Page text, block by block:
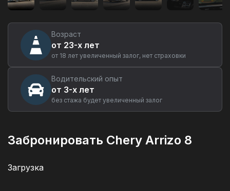
Arrizo
ЕкатеринбургеВозраст
от 23-х лет
от 18 лет увеличенный залог, нет страховки
Водительский опыт
от 3-х лет
без стажа будет увеличенный залог
Забронировать Chery Arrizo 8
Загрузка